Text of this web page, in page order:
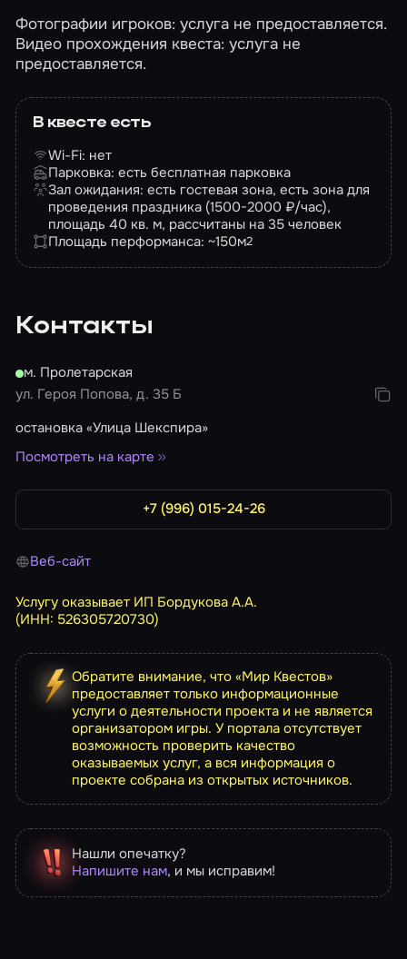
Фотографии игроков: услуга не предоставляется.
Видео прохождения квеста: услуга не
предоставляется.
В квесте есть
Wi-Fi: нет
Парковка: есть бесплатная парковка
Зал ожидания: есть гостевая зона, есть зона для
проведения праздника (1500-2000 ₽/час),
площадь 40 кв. м, рассчитаны на 35 человек
Площадь перформанса: ~150м2
Контакты
м. Пролетарская
ул. Героя Попова, д. 35 Б
остановка «Улица Шекспира»
Посмотреть на карте
+7 (996) 015-24-26
Веб-сайт
Услугу оказывает ИП Бордукова А.А.
(ИНН: 526305720730)
Обратите внимание, что «Мир Квестов»
предоставляет только информационные
услуги о деятельности проекта и не является
организатором игры. У портала отсутствует
возможность проверить качество
оказываемых услуг, а вся информация о
проекте собрана из открытых источников.
Нашли опечатку?
Напишите нам, и мы исправим!